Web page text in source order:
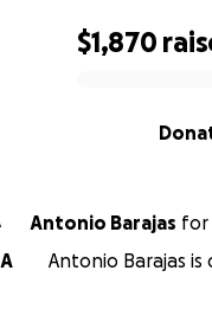
$1,870
Antonio Barajas for
A
Antonio Barajas